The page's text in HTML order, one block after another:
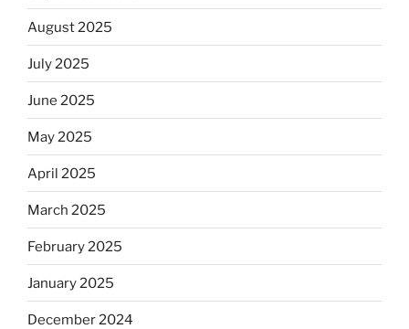
August 2025
July 2025
June 2025
May 2025
April 2025
March 2025
February 2025
January 2025
December 2024